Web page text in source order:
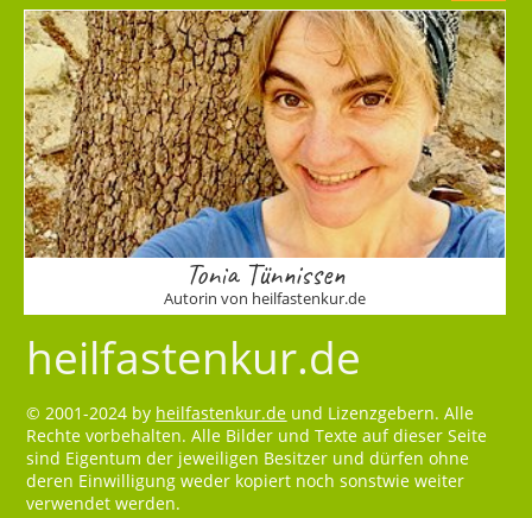
Tonia Tünnissen
Autorin von heilfastenkur.de
heilfastenkur.de
© 2001-2024 by heilfastenkur.de und Lizenzgebern. Alle
Rechte vorbehalten. Alle Bilder und Texte auf dieser Seite
sind Eigentum der jeweiligen Besitzer und dürfen ohne
deren Einwilligung weder kopiert noch sonstwie weiter
verwendet werden.